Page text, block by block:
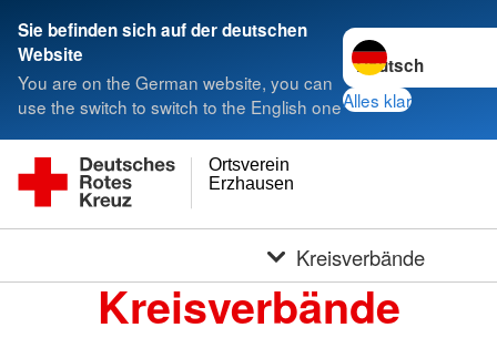
Sie befinden sich auf der deutschen
Website
You are on the German website, you can
use the switch to switch to the English one
Sprache wechseln
Alles klar
Erzhausen
Ortsverein
Kreisverbände
Kreisverbände